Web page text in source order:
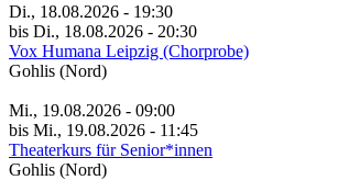
Di., 18.08.2026 - 19:30
bis Di., 18.08.2026 - 20:30
Vox Humana Leipzig (Chorprobe)
Gohlis (Nord)
Mi., 19.08.2026 - 09:00
bis Mi., 19.08.2026 - 11:45
Theaterkurs für Senior*innen
Gohlis (Nord)